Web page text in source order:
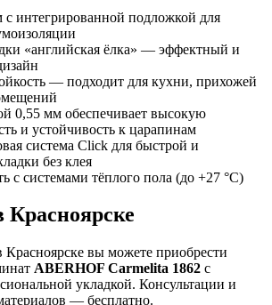
интегрированной подложкой для
«английская ёлка» — эффектный и
— подходит для кухни, прихожей
0,55 мм обеспечивает высокую
и устойчивость к царапинам
система Click для быстрой и
без клея
с системами тёплого пола (до +27 °C)
Красноярске
вы можете приобрести
ABERHOF Carmelita 1862 с
укладкой. Консультации и
— бесплатно.